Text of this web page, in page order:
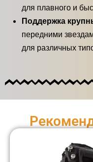
для плавного и
Поддержка
передними
для различных